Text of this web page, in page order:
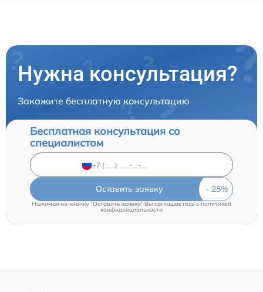
Нужна консультация?
Закажите бесплатную консультацию
Бесплатная консультация со
специалистом
Оставить заявку
Нажимая на кнопку "Оставить заявку" Вы соглашаетесь c политикой
конфиденциальности